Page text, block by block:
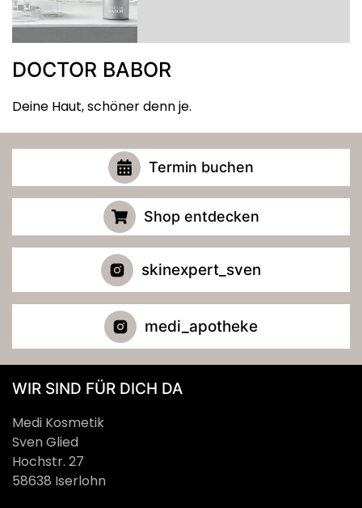
DOCTOR BABOR
Deine Haut, schöner denn je.
Termin buchen
Shop entdecken
skinexpert_sven
medi_apotheke
WIR SIND FÜR DICH DA
Medi Kosmetik
Sven Glied
Hochstr. 27
58638 Iserlohn